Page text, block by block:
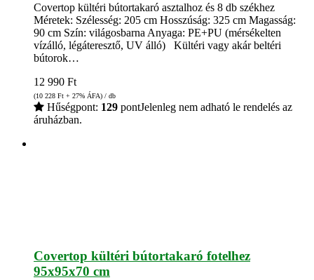
Covertop kültéri bútortakaró asztalhoz és 8 db székhez
Méretek: Szélesség: 205 cm Hosszúság: 325 cm Magasság:
90 cm Szín: világosbarna Anyaga: PE+PU (mérsékelten
vízálló, légáteresztő, UV álló) Kültéri vagy akár beltéri
bútorok…
12 990 Ft
(10 228 Ft + 27% ÁFA) / db
Hűségpont: 129 pontJelenleg nem adható le rendelés az
áruházban.
Covertop kültéri bútortakaró fotelhez
95x95x70 cm